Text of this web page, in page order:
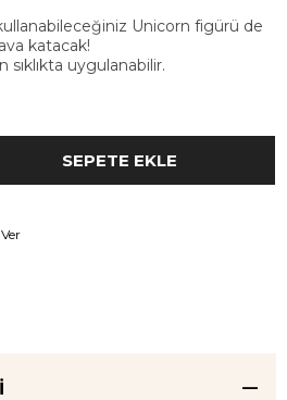
Unicorn figürü de
katacak!
uygulanabilir.